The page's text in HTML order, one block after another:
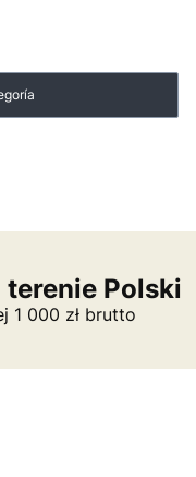
terenie Polski
1 000 zł brutto